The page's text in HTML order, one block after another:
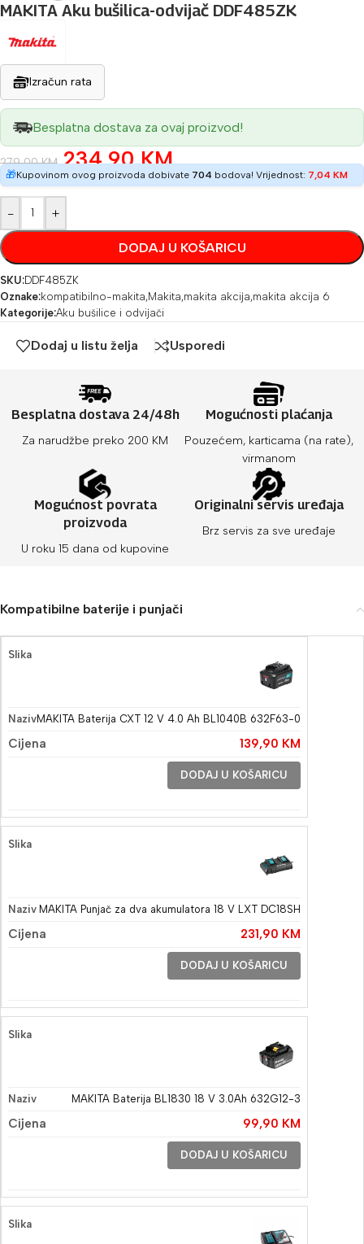
MAKITA Aku bušilica-odvijač DDF485ZK
Izračun rata
Besplatna dostava za ovaj proizvod!
279,00KM 234,90KM
🎁Kupovinom ovog proizvoda dobivate 704 bodova! Vrijednost: 7,04 KM
- +
DODAJ U KOŠARICU
SKU:DDF485ZK
Oznake:kompatibilno-makita,Makita,makita akcija,makita akcija 6
Kategorije:Aku bušilice i odvijači
Dodaj u listu želja Usporedi
Besplatna dostava 24/48h
Za narudžbe preko 200 KM
Mogućnosti plaćanja
Pouzećem, karticama (na rate),
virmanom
Mogućnost povrata
proizvoda
U roku 15 dana od kupovine
Originalni servis uređaja
Brz servis za sve uređaje
Kompatibilne baterije i punjači
MAKITA Baterija CXT 12 V 4.0 Ah BL1040B 632F63-0
139,90 KM
DODAJ U KOŠARICU
MAKITA Punjač za dva akumulatora 18 V LXT DC18SH
231,90 KM
DODAJ U KOŠARICU
MAKITA Baterija BL1830 18 V 3.0Ah 632G12-3
99,90 KM
DODAJ U KOŠARICU